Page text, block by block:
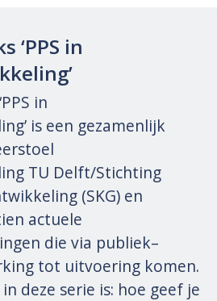
‘PPS in
in
is een gezamenlijk
TU Delft/Stichting
(SKG) en
actuele
die via publiek–
tot uitvoering komen.
deze serie is: hoe geef je